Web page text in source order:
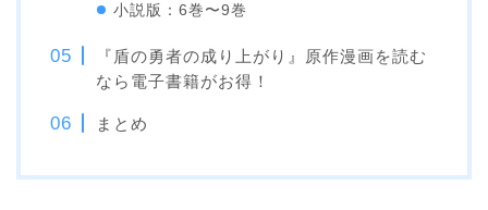
小説版：6巻〜9巻
『盾の勇者の成り上がり』原作漫画を読む
なら電子書籍がお得！
まとめ